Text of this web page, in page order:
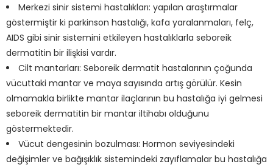
Merkezi sinir sistemi hastalıkları: yapılan araştırmalar
göstermiştir ki parkinson hastalığı, kafa yaralanmaları, felç,
AIDS gibi sinir sistemini etkileyen hastalıklarla seboreik
dermatitin bir ilişkisi vardır.
Cilt mantarları: Seboreik dermatit hastalarının çoğunda
vücuttaki mantar ve maya sayısında artış görülür. Kesin
olmamakla birlikte mantar ilaçlarının bu hastalığa iyi gelmesi
seboreik dermatitin bir mantar iltihabı olduğunu
göstermektedir.
Vücut dengesinin bozulması: Hormon seviyesindeki
değişimler ve bağışıklık sistemindeki zayıflamalar bu hastalığa